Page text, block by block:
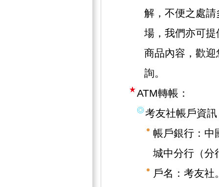
解，不便之處
場，我們亦可
商品內容，歡
詢。
ATM轉帳：
考友社帳戶資
帳戶銀行：中
城中分行（分
戶名：考友社